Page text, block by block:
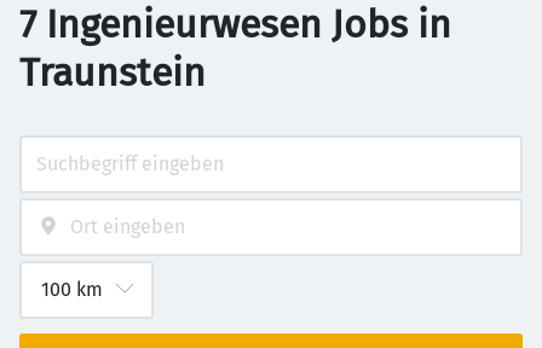
7 Ingenieurwesen Jobs in
Traunstein